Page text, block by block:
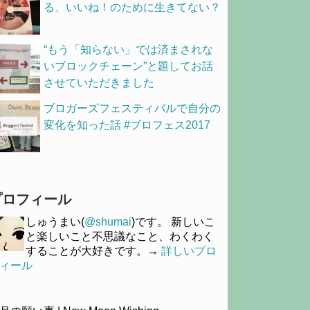
る、いいね！のために生きてない？
“もう「知らない」では済まされな
いブロックチェーン”と題してお話
させていただきました
ブロガーズフェスティバルで自分の
変化を知った話 #ブロフェス2017
フィール
しゅうまい(@shumai)です。 新しいこ
と楽しいこと不思議なこと、わくわく
することが大好きです。→ 詳しいプロ
ール